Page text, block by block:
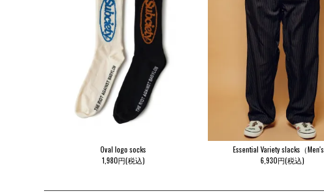
Oval logo socks
1,980円(税込)
Essential Variety slacks（Men's
6,930円(税込)